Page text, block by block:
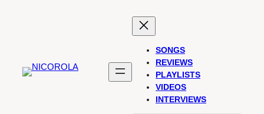
SONGS
REVIEWS
PLAYLISTS
VIDEOS
INTERVIEWS